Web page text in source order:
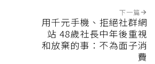
下一篇
用千元手機、拒絕社群網
站 48歲社長中年後重視
和放棄的事：不為面子消
費